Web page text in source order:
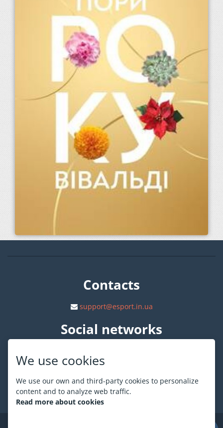
We use cookies
We use our own and third-party cookies to personalize
content and to analyze web traffic.
Read more about cookies
Contacts
support@esport.in.ua
Social networks
About ESPORT